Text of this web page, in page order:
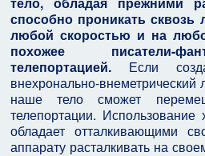
способно проникать
любой скоростью и на
похожее писатели-
телепортацией.Если
внехронально-внеметрический
наше тело сможет
телепортации.
обладает отталкивающими
аппарату расталкивать на